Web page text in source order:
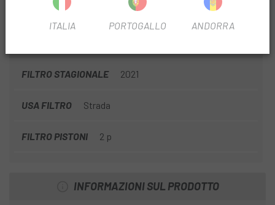
INFORMAZIONI SU PINZA SHIMANO ULTEGRA
FILTRO STAGIONALE 2021
USA FILTRO Strada
FILTRO PISTONI 2 p
INFORMAZIONI SUL PRODOTTO
ITALIA PORTOGALLO ANDORRA